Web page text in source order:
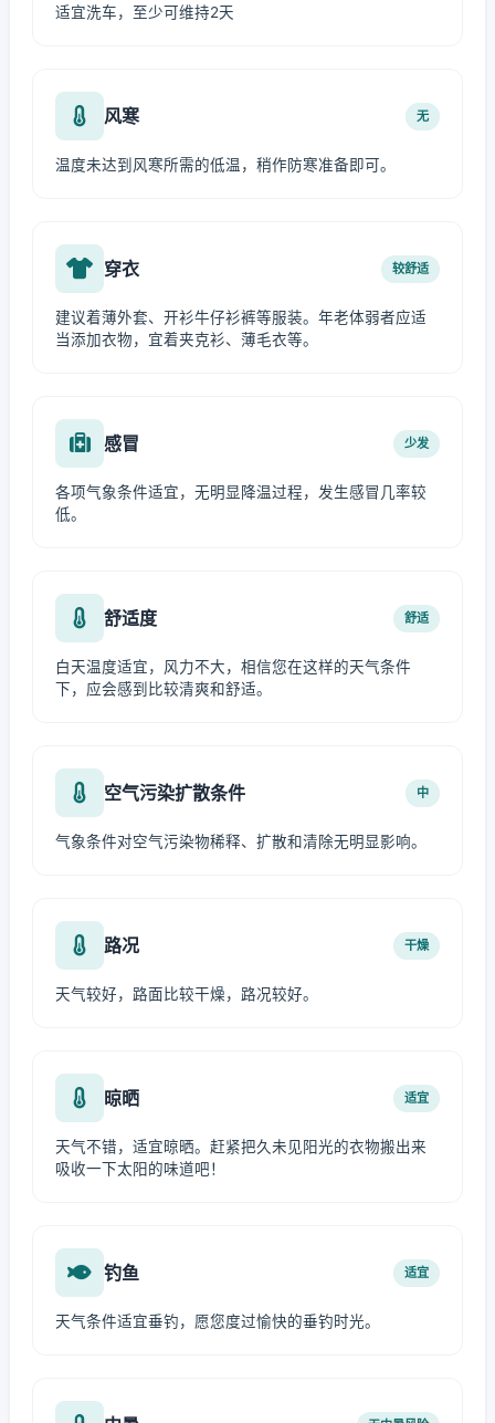
适宜洗车，至少可维持2天
风寒 无
温度未达到风寒所需的低温，稍作防寒准备即可。
穿衣 较舒适
建议着薄外套、开衫牛仔衫裤等服装。年老体弱者应适
当添加衣物，宜着夹克衫、薄毛衣等。
感冒 少发
各项气象条件适宜，无明显降温过程，发生感冒几率较
低。
舒适度 舒适
白天温度适宜，风力不大，相信您在这样的天气条件
下，应会感到比较清爽和舒适。
空气污染扩散条件 中
气象条件对空气污染物稀释、扩散和清除无明显影响。
路况 干燥
天气较好，路面比较干燥，路况较好。
晾晒 适宜
天气不错，适宜晾晒。赶紧把久未见阳光的衣物搬出来
吸收一下太阳的味道吧！
钓鱼 适宜
天气条件适宜垂钓，愿您度过愉快的垂钓时光。